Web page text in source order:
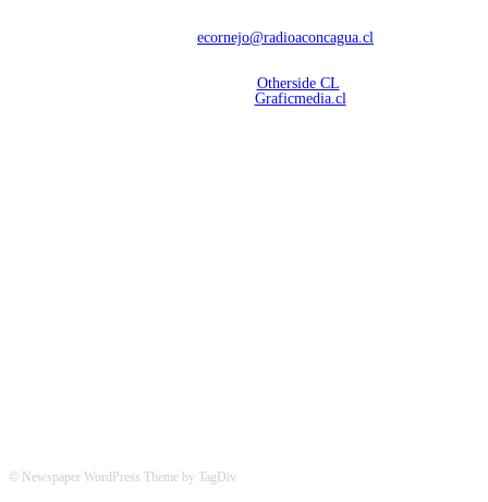
ecornejo@radioaconcagua.cl
Otherside CL
Graficmedia.cl
© Newspaper WordPress Theme by TagDiv